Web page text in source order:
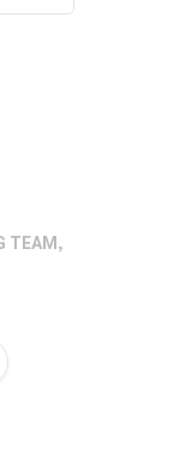
TEAM